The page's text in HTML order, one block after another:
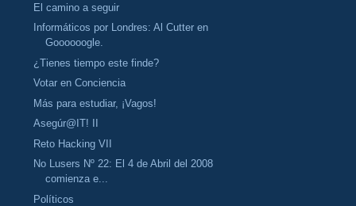
El camino a seguir
Informáticos por Londres: Al Cutter en
Goooooogle.
¿Tienes tiempo este finde?
Votar en Conciencia
Más para estudiar, ¡Vagos!
Asegúr@IT! II
Reto Hacking VII
No Lusers Nº 22: El 4 de Abril del 2008
comienza e...
Políticos